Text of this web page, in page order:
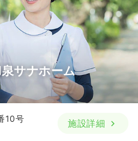
サナホーム
10号
施設詳細